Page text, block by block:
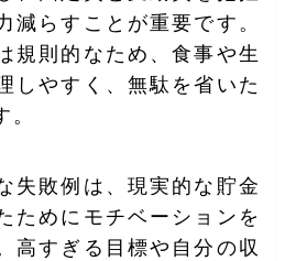
減らすことが重要です。
規則的なため、食事や生
しやすく、無駄を省いた
失敗例は、現実的な貯金
ためにモチベーションを
高すぎる目標や自分の収